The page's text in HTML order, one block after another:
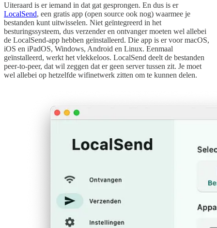
Uiteraard is er iemand in dat gat gesprongen. En dus is er
LocalSend, een gratis app (open source ook nog) waarmee je
bestanden kunt uitwisselen. Niet geïntegreerd in het
besturingssysteem, dus verzender en ontvanger moeten wel allebei
de LocalSend-app hebben geïnstalleerd. Die app is er voor macOS,
iOS en iPadOS, Windows, Android en Linux. Eenmaal
geïnstalleerd, werkt het vlekkeloos. LocalSend deelt de bestanden
peer-to-peer, dat wil zeggen dat er geen server tussen zit. Je moet
wel allebei op hetzelfde wifinetwerk zitten om te kunnen delen.